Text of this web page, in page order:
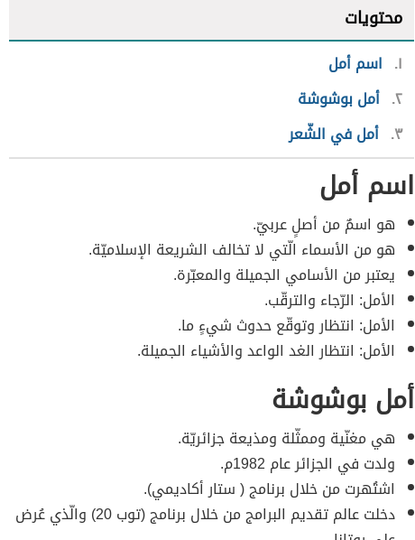
محتويات
١ اسم أمل
٢ أمل بوشوشة
٣ أمل في الشّعر
اسم أمل
هو اسمٌ من أصلٍ عربيّ.
هو من الأسماء الّتي لا تخالف الشريعة الإسلاميّة.
يعتبر من الأسامي الجميلة والمعبّرة.
الأمل: الرّجاء والترقّب.
الأمل: انتظار وتوقّع حدوث شيءٍ ما.
الأمل: انتظار الغد الواعد والأشياء الجميلة.
أمل بوشوشة
هي مغنّية وممثّلة ومذيعة جزائريّة.
ولدت في الجزائر عام 1982م.
اشتُهرت من خلال برنامج ( ستار أكاديمي).
دخلت عالم تقديم البرامج من خلال برنامج (توب 20) والّذي عُرض